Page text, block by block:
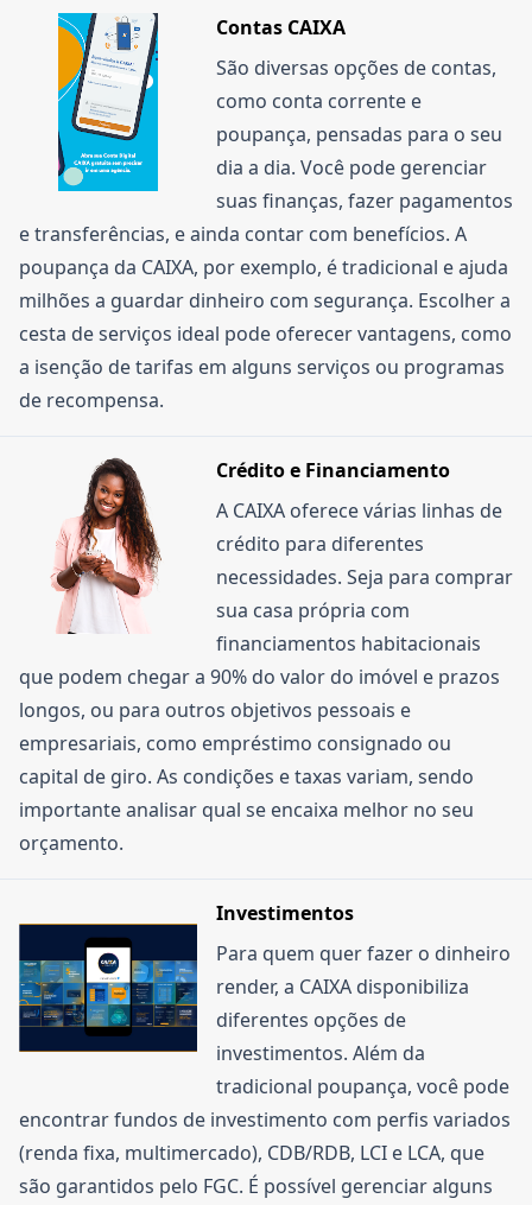
por outros benefícios.
descontos na cesta de serviços, e parcerias com o
cartão Caixa Tem que dão acesso a ofertas em
lojas como Natura, Marisa, Casas Bahia e
Netshoes.
detalhadas sobre o Clube CAIXA e as vantagens
dos cartões também estão disponíveis nos canais
digitais do banco, como o aplicativo.
Contas CAIXA
São diversas opções de contas,
como conta corrente e
poupança, pensadas para o seu
dia a dia. Você pode gerenciar
suas finanças, fazer pagamentos
e transferências, e ainda contar com benefícios. A
poupança da CAIXA, por exemplo, é tradicional e ajuda
milhões a guardar dinheiro com segurança. Escolher a
cesta de serviços ideal pode oferecer vantagens, como
a isenção de tarifas em alguns serviços ou programas
de recompensa.
Crédito e Financiamento
A CAIXA oferece várias linhas de
crédito para diferentes
necessidades. Seja para comprar
sua casa própria com
financiamentos habitacionais
que podem chegar a 90% do valor do imóvel e prazos
longos, ou para outros objetivos pessoais e
empresariais, como empréstimo consignado ou
capital de giro. As condições e taxas variam, sendo
importante analisar qual se encaixa melhor no seu
orçamento.
Investimentos
Para quem quer fazer o dinheiro
render, a CAIXA disponibiliza
diferentes opções de
investimentos. Além da
tradicional poupança, você pode
encontrar fundos de investimento com perfis variados
(renda fixa, multimercado), CDB/RDB, LCI e LCA, que
são garantidos pelo FGC. É possível gerenciar alguns